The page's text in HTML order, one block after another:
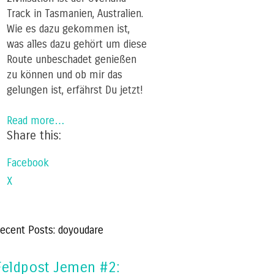
Track in Tasmanien, Australien.
Wie es dazu gekommen ist,
was alles dazu gehört um diese
Route unbeschadet genießen
zu können und ob mir das
gelungen ist, erfährst Du jetzt!
Read more…
Share this:
Facebook
X
Posts: doyoudare
Jemen #2: